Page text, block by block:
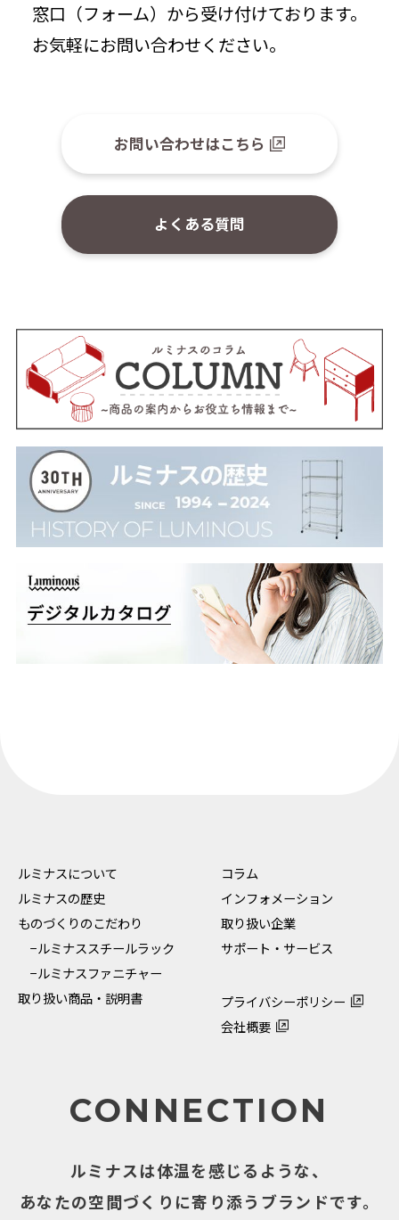
窓口（フォーム）から受け付けております。
お気軽にお問い合わせください。
お問い合わせはこちら
よくある質問
ルミナスについて
ルミナスの歴史
ものづくりのこだわり
−ルミナススチールラック
−ルミナスファニチャー
取り扱い商品・説明書
コラム
インフォメーション
取り扱い企業
サポート・サービス
プライバシーポリシー
会社概要
CONNECTION
ルミナスは体温を感じるような、
あなたの空間づくりに寄り添うブランドです。